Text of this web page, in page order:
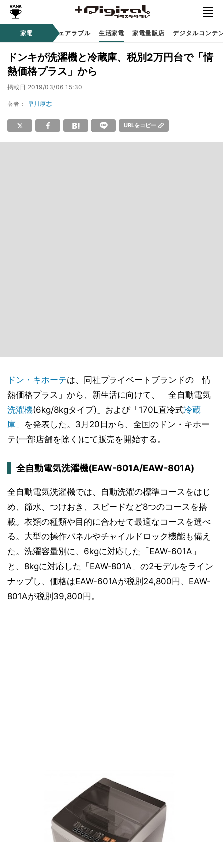
家電
ディオ 時計 / ウェアラブル 生活家電 家電量販店 デジタルコンテ
ドンキが洗濯機と冷蔵庫、税別2万円台で「情
熱価格プラス」から
掲載日 2019/03/06 15:30
著者： 早川厚志
URLをコピー
ドン・キホーテは、同社プライベートブランドの「情
熱価格プラス」から、新生活に向けて、「全自動電気
洗濯機(6kg/8kgタイプ)」および「170L直冷式冷蔵
庫 」を発表した。3月20日から、全国のドン・キホー
テ(一部店舗を除く)にて販売を開始する。
全自動電気洗濯機(EAW-601A/EAW-801A)
全自動電気洗濯機では、自動洗濯の標準コースをはじ
め、節水、つけおき、スピードなど8つのコースを搭
載。衣類の種類や目的に合わせて最適なコースを選べ
る。大型の操作パネルやチャイルドロック機能も備え
た。洗濯容量別に、6kgに対応した「EAW-601A」
と、8kgに対応した「EAW-801A」の2モデルをライン
ナップし、価格はEAW-601Aが税別24,800円、EAW-
801Aが税別39,800円。